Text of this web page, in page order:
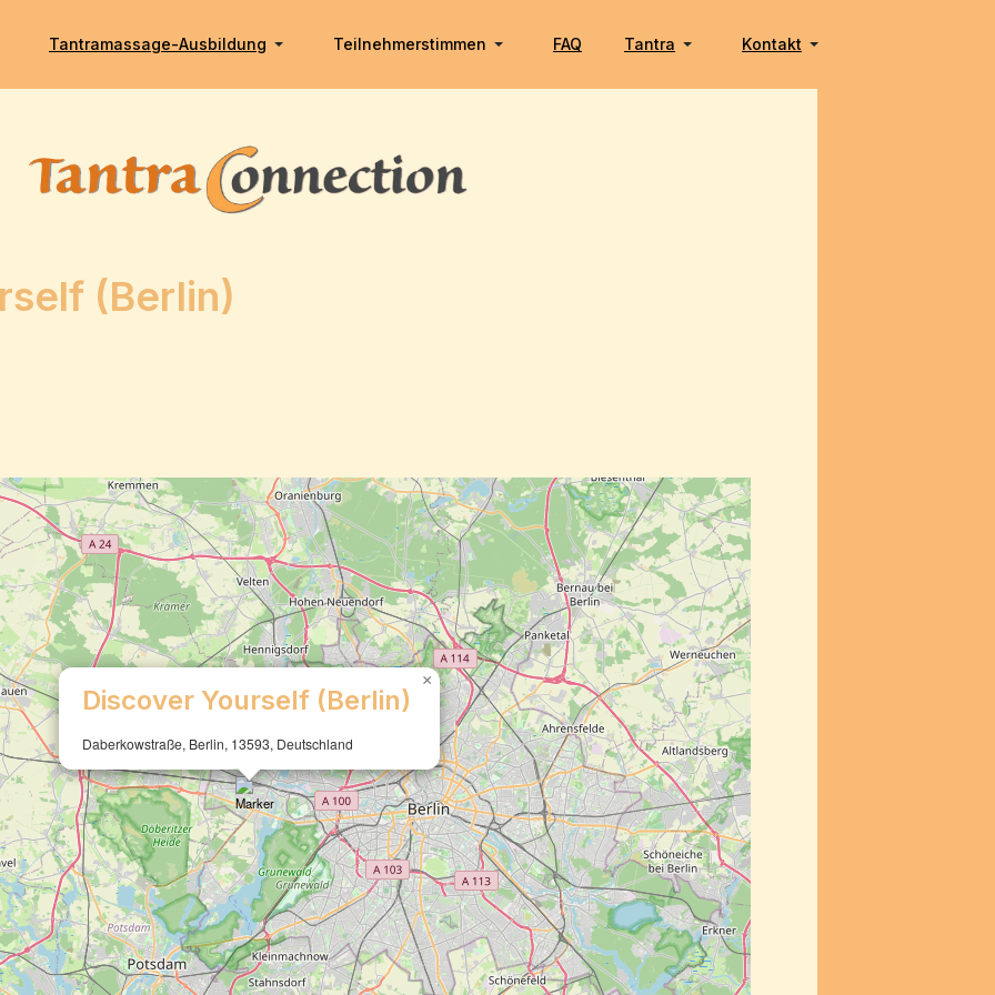
Tantramassage-Ausbildung Teilnehmerstimmen FAQ Tantra Kontakt
(Berlin)
Discover Yourself (Berlin)
Daberkowstraße, Berlin, 13593, Deutschland
×